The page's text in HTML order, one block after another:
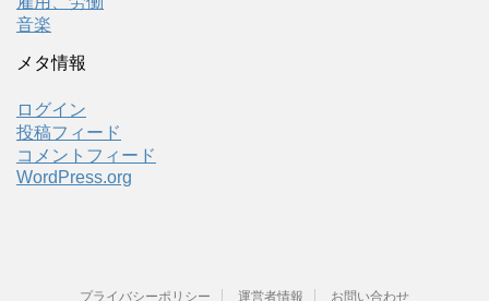
音楽
メタ情報
ログイン
投稿フィード
コメントフィード
WordPress.org
プライバシーポリシー 運営者情報 お問い合わせ